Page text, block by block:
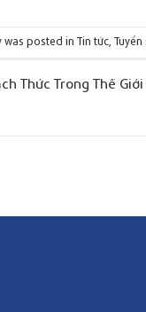
was posted in Tin tức,
Thức Trong Thế Giới